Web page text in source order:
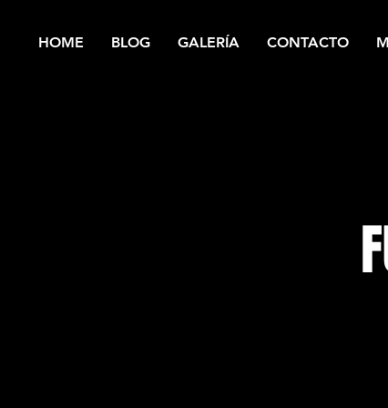
HOME BLOG GALERÍA CONTACTO